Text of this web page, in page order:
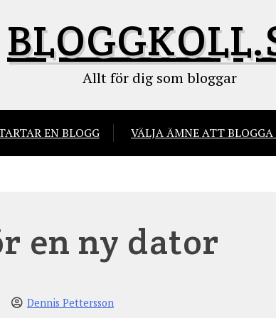
Allt för dig som bloggar
EN BLOGG VÄLJA ÄMNE ATT
en ny dator
Dennis Pettersson